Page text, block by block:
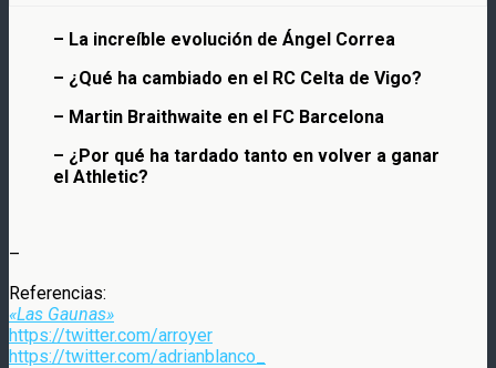
– La increíble evolución de Ángel Correa
– ¿Qué ha cambiado en el RC Celta de Vigo?
– Martin Braithwaite en el FC Barcelona
– ¿Por qué ha tardado tanto en volver a ganar
el Athletic?
–
Referencias:
«Las Gaunas»
https://twitter.com/arroyer
https://twitter.com/adrianblanco_